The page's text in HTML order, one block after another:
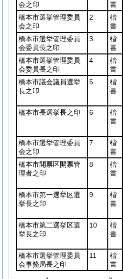
会之印
書
橋本市選挙管理委員
会之印
2
楷
書
橋本市選挙管理委員
会委員長之印
3
楷
書
橋本市選挙管理委員
会委員長之印
4
楷
書
橋本市議会議員選挙
長之印
5
楷
書
橋本市長選挙長之印
6
楷
書
橋本市選挙管理委員
会之印
7
楷
書
橋本市開票区開票管
理者之印
8
楷
書
橋本市第一選挙区選
挙長之印
9
楷
書
橋本市第二選挙区選
挙長之印
10
楷
書
橋本市選挙管理委員
会事務局長之印
11
楷
書